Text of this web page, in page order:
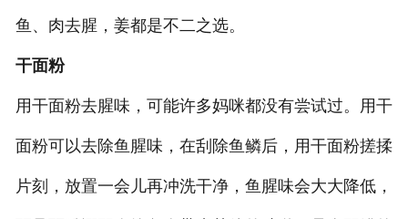
鱼、肉去腥，姜都是不二之选。
干面粉
用干面粉去腥味，可能许多妈咪都没有尝试过。用干
面粉可以去除鱼腥味，在刮除鱼鳞后，用干面粉搓揉
片刻，放置一会儿再冲洗干净，鱼腥味会大大降低，